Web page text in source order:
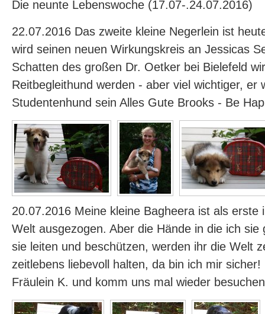
Die neunte Lebenswoche (17.07-.24.07.2016)
22.07.2016 Das zweite kleine Negerlein ist
wird seinen neuen Wirkungskreis an Jessicas
Schatten des großen Dr. Oetker bei Bielefeld
Reitbegleithund werden - aber viel wichtiger, er
Studentenhund sein Alles Gute Brooks - Be
20.07.2016 Meine kleine Bagheera ist als erste
Welt ausgezogen. Aber die Hände in die ich sie
sie leiten und beschützen, werden ihr die Welt
zeitlebens liebevoll halten, da bin ich mir
Fräulein K. und komm uns mal wieder